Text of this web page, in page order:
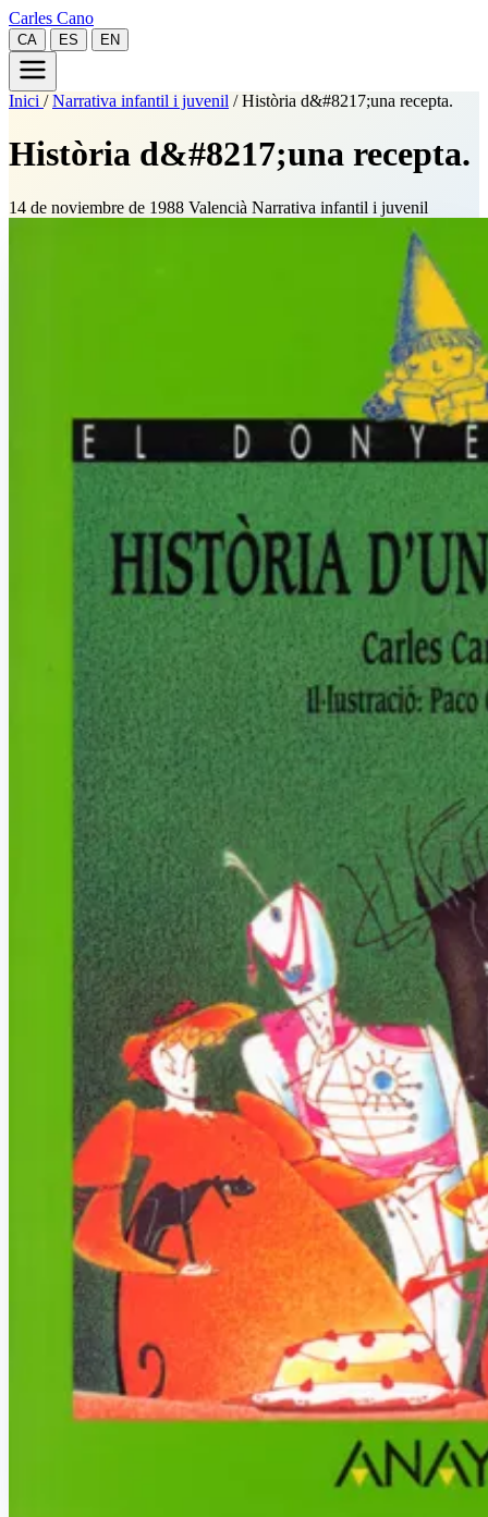
Carles Cano
CA ES EN
Inici / Narrativa infantil i juvenil / Història d&#8217;una recepta.
Història d&#8217;una recepta.
14 de noviembre de 1988 Valencià Narrativa infantil i juvenil